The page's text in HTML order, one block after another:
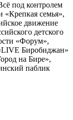
под контролем
«Крепкая семья»,
движение
детского
«Форум»,
Биробиджан»
на Бире»,
паблик